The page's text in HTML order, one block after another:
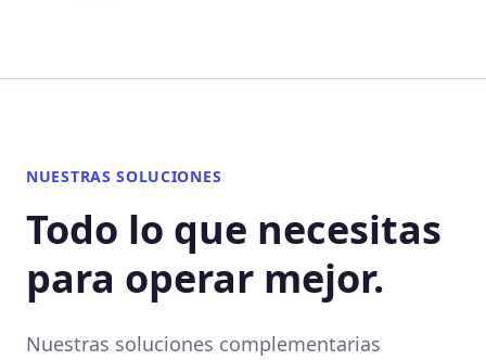
NUESTRAS SOLUCIONES
Todo lo que necesitas
para operar mejor.
Nuestras soluciones complementarias